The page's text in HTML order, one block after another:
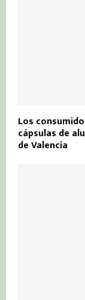
Los
cápsulas de
de Valencia